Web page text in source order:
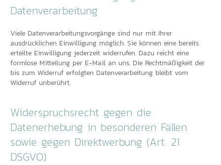
Datenverarbeitung
Viele Datenverarbeitungsvorgänge sind nur mit Ihrer
ausdrücklichen Einwilligung möglich. Sie können eine bereits
erteilte Einwilligung jederzeit widerrufen. Dazu reicht eine
formlose Mitteilung per E-Mail an uns. Die Rechtmäßigkeit der
bis zum Widerruf erfolgten Datenverarbeitung bleibt vom
Widerruf unberührt.
Widerspruchsrecht gegen die
Datenerhebung in besonderen Fällen
sowie gegen Direktwerbung (Art. 21
DSGVO)